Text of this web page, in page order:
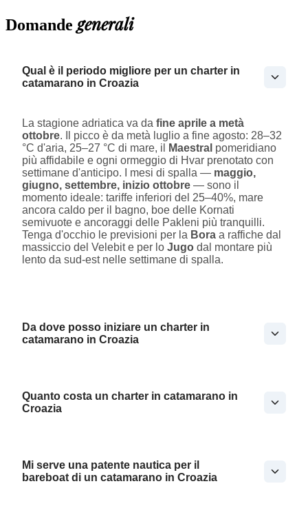
Domandegenerali
Qual è il periodo migliore per un charter in
catamarano in Croazia
La stagione adriatica va da fine aprile a metà
ottobre. Il picco è da metà luglio a fine agosto: 28–32
°C d'aria, 25–27 °C di mare, il
Maestral pomeridiano
più affidabile e ogni ormeggio di Hvar prenotato con
settimane d'anticipo. I mesi di spalla — maggio,
giugno, settembre, inizio ottobre — sono il
momento ideale: tariffe inferiori del 25–40%, mare
ancora caldo per il bagno, boe delle Kornati
semivuote e ancoraggi delle Pakleni più tranquilli.
Tenga d'occhio le previsioni per la Bora a raffiche dal
massiccio del Velebit e per lo Jugo dal montare più
lento da sud-est nelle settimane di spalla.
Da dove posso iniziare un charter in
catamarano in Croazia
Quanto costa un charter in catamarano in
Croazia
Mi serve una patente nautica per il
bareboat di un catamarano in Croazia